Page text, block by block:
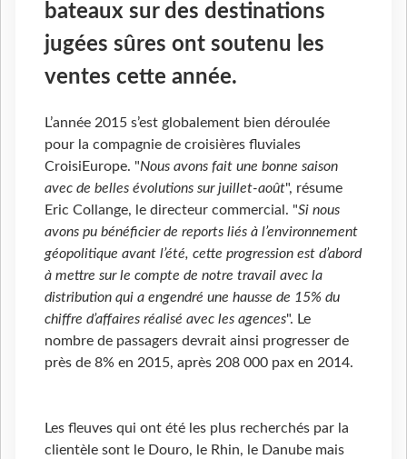
bateaux sur des destinations
jugées sûres ont soutenu les
ventes cette année.
L’année 2015 s’est globalement bien déroulée
pour la compagnie de croisières fluviales
CroisiEurope. "Nous avons fait une bonne saison
avec de belles évolutions sur juillet-août", résume
Eric Collange, le directeur commercial. "Si nous
avons pu bénéficier de reports liés à l’environnement
géopolitique avant l’été, cette progression est d’abord
à mettre sur le compte de notre travail avec la
distribution qui a engendré une hausse de 15% du
chiffre d’affaires réalisé avec les agences". Le
nombre de passagers devrait ainsi progresser de
près de 8% en 2015, après 208 000 pax en 2014.
Les fleuves qui ont été les plus recherchés par la
clientèle sont le Douro, le Rhin, le Danube mais